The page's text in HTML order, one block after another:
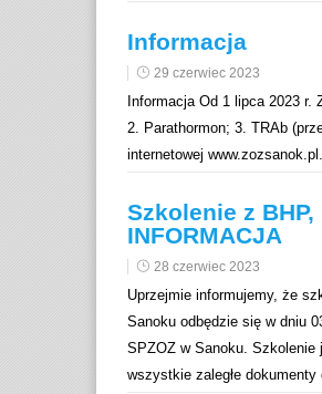
Informacja
29 czerwiec 2023
Informacja Od 1 lipca 2023 r.
2. Parathormon; 3. TRAb
internetowej
Szkolenie z
INFORMACJA
28 czerwiec 2023
Uprzejmie informujemy, że
Sanoku odbędzie się w dniu
SPZOZ w Sanoku.
wszystkie zaległe dokumenty